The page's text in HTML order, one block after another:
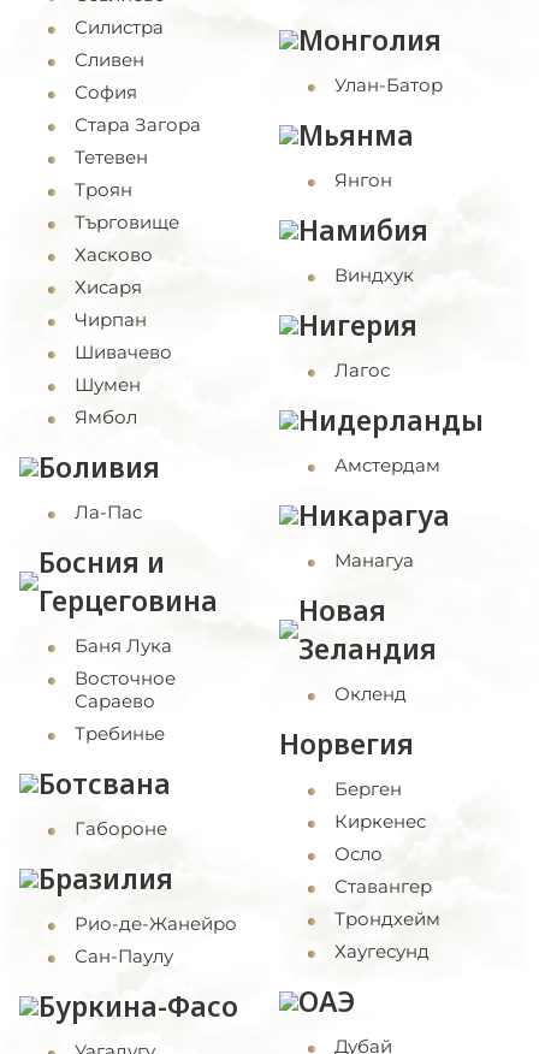
Силистра
Сливен
София
Стара Загора
Тетевен
Троян
Търговище
Хасково
Хисаря
Чирпан
Шивачево
Шумен
Ямбол
Боливия
Ла-Пас
Босния и
Герцеговина
Баня Лука
Восточное
Сараево
Требинье
Ботсвана
Габороне
Бразилия
Рио-де-Жанейро
Сан-Паулу
Буркина-Фасо
Монголия
Улан-Батор
Мьянма
Янгон
Намибия
Виндхук
Нигерия
Лагос
Нидерланды
Амстердам
Никарагуа
Манагуа
Новая
Зеландия
Окленд
Норвегия
Берген
Киркенес
Осло
Ставангер
Трондхейм
Хаугесунд
ОАЭ
Дубай